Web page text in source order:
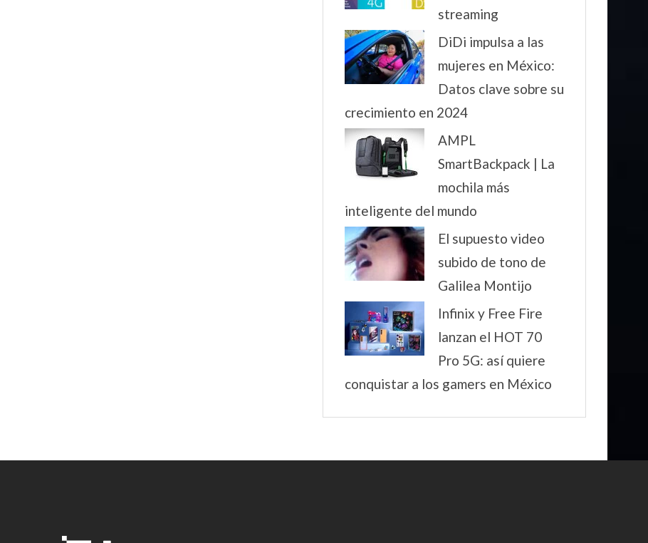
streaming
DiDi impulsa a las
mujeres en México:
Datos clave sobre su
crecimiento en 2024
AMPL
SmartBackpack | La
mochila más
inteligente del mundo
El supuesto video
subido de tono de
Galilea Montijo
Infinix y Free Fire
lanzan el HOT 70
Pro 5G: así quiere
conquistar a los gamers en México